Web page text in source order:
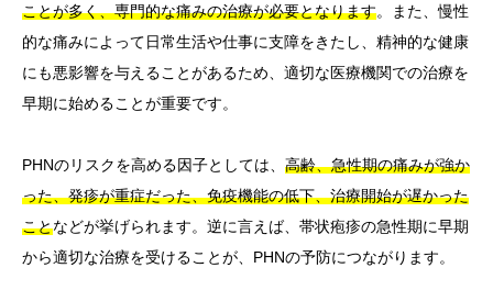
ことが多く、専門的な痛みの治療が必要となります。また、慢性
的な痛みによって日常生活や仕事に支障をきたし、精神的な健康
にも悪影響を与えることがあるため、適切な医療機関での治療を
早期に始めることが重要です。
PHNのリスクを高める因子としては、 高齢、急性期の痛みが強か
った、発疹が重症だった、免疫機能の低下、治療開始が遅かった
ことなどが挙げられます。逆に言えば、帯状疱疹の急性期に早期
から適切な治療を受けることが、PHNの予防につながります。